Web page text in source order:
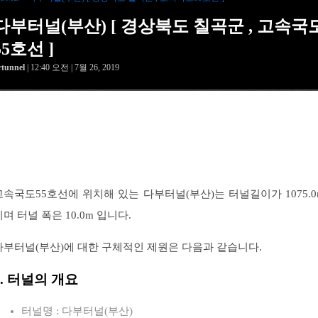
부터널(부산) [ 경상북도 칠곡군 , 고속국
호선 ]
| 12:40 오전 | 7월 26, 2019
속국도55호선에 위치해 있는 다부터널(부산)는 터널길이가
며 터널 폭은 10.0m 입니다.
부터널(부산)에 대한 구체적인 제원은 다음과 같습니다.
터널의 개요
터널명 : 다부터널(부산)